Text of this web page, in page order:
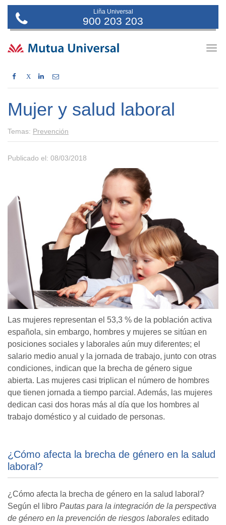
Liña Universal
900 203 203
X
Mujer y salud laboral
Temas: Prevención
Publicado el: 08/03/2018
Las mujeres representan el 53,3 % de la población activa
española, sin embargo, hombres y mujeres se sitúan en
posiciones sociales y laborales aún muy diferentes; el
salario medio anual y la jornada de trabajo, junto con otras
condiciones, indican que la brecha de género sigue
abierta. Las mujeres casi triplican el número de hombres
que tienen jornada a tiempo parcial. Además, las mujeres
dedican casi dos horas más al día que los hombres al
trabajo doméstico y al cuidado de personas.
¿Cómo afecta la brecha de género en la salud
laboral?
¿Cómo afecta la brecha de género en la salud laboral?
Según el libro Pautas para la integración de la perspectiva
de género en la prevención de riesgos laborales editado